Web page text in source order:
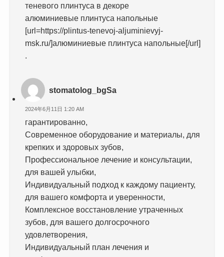
теневого плинтуса в декоре
алюминиевые плинтуса напольные
[url=https://plintus-tenevoj-aljuminievyj-
msk.ru/]алюминиевые плинтуса напольные[/url]
.
stomatolog_bgSa
2024年6月11日 1:20 AM
гарантированно,
Современное оборудование и материалы, для
крепких и здоровых зубов,
Профессиональное лечение и консультации,
для вашей улыбки,
Индивидуальный подход к каждому пациенту,
для вашего комфорта и уверенности,
Комплексное восстановление утраченных
зубов, для вашего долгосрочного
удовлетворения,
Индивидуальный план лечения и